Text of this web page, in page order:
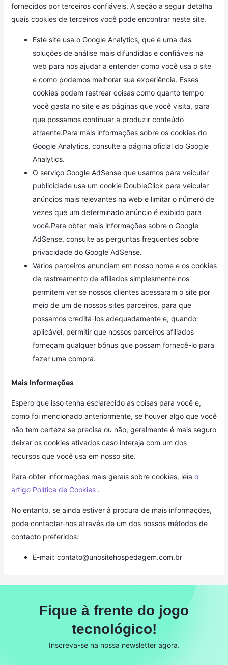
fornecidos por terceiros confiáveis. A seção a seguir detalha
quais cookies de terceiros você pode encontrar neste site.
Este site usa o Google Analytics, que é uma das
soluções de análise mais difundidas e confiáveis ​​na
web para nos ajudar a entender como você usa o site
e como podemos melhorar sua experiência. Esses
cookies podem rastrear coisas como quanto tempo
você gasta no site e as páginas que você visita, para
que possamos continuar a produzir conteúdo
atraente.Para mais informações sobre os cookies do
Google Analytics, consulte a página oficial do Google
Analytics.
O serviço Google AdSense que usamos para veicular
publicidade usa um cookie DoubleClick para veicular
anúncios mais relevantes na web e limitar o número de
vezes que um determinado anúncio é exibido para
você.Para obter mais informações sobre o Google
AdSense, consulte as perguntas frequentes sobre
privacidade do Google AdSense.
Vários parceiros anunciam em nosso nome e os cookies
de rastreamento de afiliados simplesmente nos
permitem ver se nossos clientes acessaram o site por
meio de um de nossos sites parceiros, para que
possamos creditá-los adequadamente e, quando
aplicável, permitir que nossos parceiros afiliados
forneçam qualquer bônus que possam fornecê-lo para
fazer uma compra.
Mais Informações
Espero que isso tenha esclarecido as coisas para você e,
como foi mencionado anteriormente, se houver algo que você
não tem certeza se precisa ou não, geralmente é mais seguro
deixar os cookies ativados caso interaja com um dos
recursos que você usa em nosso site.
Para obter informações mais gerais sobre cookies, leia o
artigo Política de Cookies.
No entanto, se ainda estiver à procura de mais informações,
pode contactar-nos através de um dos nossos métodos de
contacto preferidos:
E-mail: contato@unositehospedagem.com.br
Fique à frente do jogo
tecnológico!
Inscreva-se na nossa newsletter agora.